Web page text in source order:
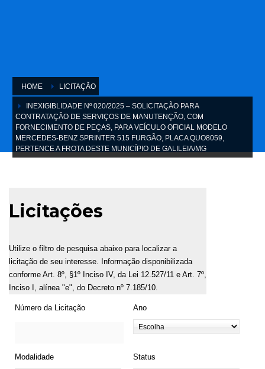
HOME LICITAÇÃO
INEXIGIBLIDADE Nº 020/2025 – SOLICITAÇÃO PARA
CONTRATAÇÃO DE SERVIÇOS DE MANUTENÇÃO, COM
FORNECIMENTO DE PEÇAS, PARA VEÍCULO OFICIAL MODELO
MERCEDES-BENZ SPRINTER 515 FURGÃO, PLACA QUO8059,
PERTENCE A FROTA DESTE MUNICÍPIO DE GALILEIA/MG
Licitações
Utilize o filtro de pesquisa abaixo para localizar a
licitação de seu interesse. Informação disponibilizada
conforme Art. 8º, §1º Inciso IV, da Lei 12.527/11 e Art. 7º,
Inciso I, alínea "e", do Decreto nº 7.185/10.
Número da Licitação Ano
Modalidade Status